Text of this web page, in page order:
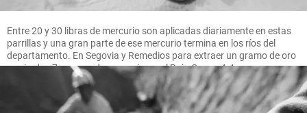
Entre 20 y 30 libras de mercurio son aplicadas diariamente en estas
parrillas y una gran parte de ese mercurio termina en los ríos del
departamento. En Segovia y Remedios para extraer un gramo de oro
se pierden 7 gramos de mercurio, en el Bajo Cauca 4.4 gramos.
FOTO MANUEL SALDARRIAGA